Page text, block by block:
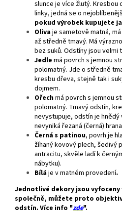
slunce je více žlutý. Kresbou
linky, jedná se o
pokud výrobek kupujete
Olivaje sametově matná,
až středně tmavý. Má
bez suků. Odstíny jsou
Jedle má povrch s jemnou
polomatný. Jde o středně
kresbu dřeva, stejně tak i
dojmem.
Ořechmá povrch s jemnou
polomatný. Tmavý odstín,
nevystupuje, odstín je hnědý
nevyniká řezaná (černá)
Černá s patinou, povrh je
žíhaný kovový plech, šedivý
antracitu, skvěle ladí k
nábytku).
Bíláje v matném provedení.
Jednotlivé dekory jsou
společně, můžete proto
odstín. Více info "zde".